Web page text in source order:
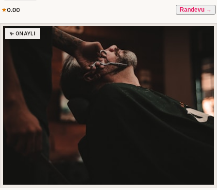
0.00 Randevu →
✨ ONAYLI